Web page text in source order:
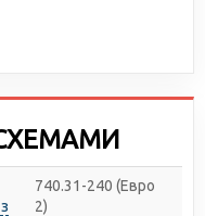
740.31-240 (Евро
2)